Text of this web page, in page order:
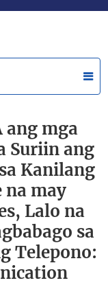
ang mga
Suriin ang
Kanilang
na may
Lalo na
sa
Telepono: